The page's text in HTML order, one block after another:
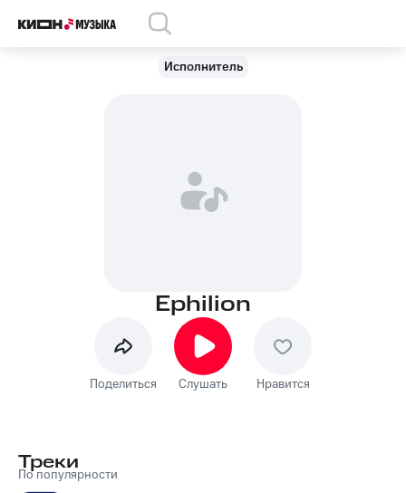
Исполнитель
Ephilion
Поделиться Слушать Нравится
Треки
По популярности